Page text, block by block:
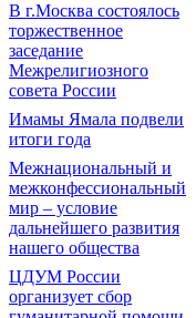
В г.Москва состоялось
торжественное
заседание
Межрелигиозного
совета России
Имамы Ямала подвели
итоги года
Межнациональный и
межконфессиональный
мир – условие
дальнейшего развития
нашего общества
ЦДУМ России
организует сбор